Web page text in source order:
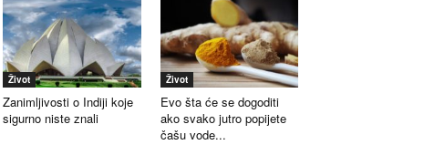
Život
Zanimljivosti o Indiji koje
sigurno niste znali
Život
Evo šta će se dogoditi
ako svako jutro popijete
čašu vode...